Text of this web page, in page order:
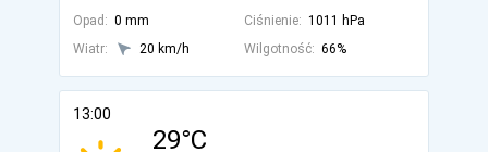
Opad: 0 mm Ciśnienie: 1011 hPa
Wiatr:
20 km/h Wilgotność: 66%
13:00
29°C